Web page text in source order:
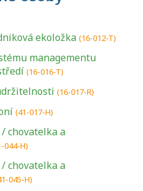
ekoložka (16-012-T)
managementu
(16-016-T)
(16-017-R)
(41-017-H)
chovatelka a
044-H)
chovatelka a
045-H)